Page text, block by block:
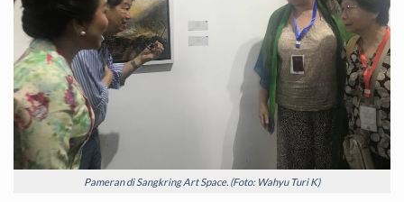
Pameran di Sangkring Art Space. (Foto: Wahyu Turi K)